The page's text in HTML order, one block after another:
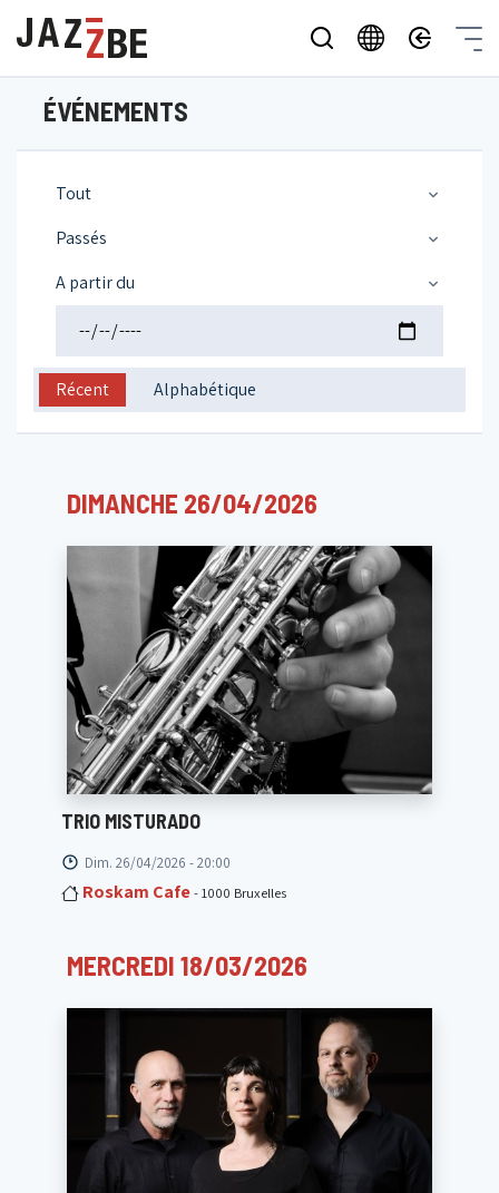
ÉVÉNEMENTS
Tout
Passés
A partir du
Récent Alphabétique
DIMANCHE 26/04/2026
TRIO MISTURADO
Dim. 26/04/2026 - 20:00
Roskam Cafe- 1000 Bruxelles
MERCREDI 18/03/2026